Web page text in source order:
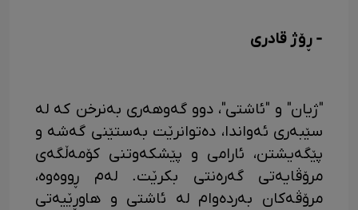
- ڕۆژ قادری
"ژیان" و "ئاشتی"، دوو گەوهەری بەنرخن کە لە
سێبەری ئەواندا، دەتوانرێت بەستێنی گەشە و
پێگەیشتن، ئارامی و پێشکەوتنی کۆمەڵگەی
مرۆڤایەتی گەرەنتی بکرێت. لەم ڕووەوە،
مرۆڤەکان بەردەوام لە ئاشتی و هاوڕێیەتی